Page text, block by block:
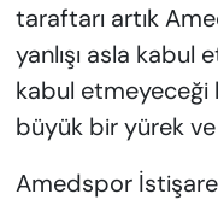
taraftarı artık
yanlışı asla kabul
kabul etmeyeceği
büyük bir yürek
Amedspor İstişare